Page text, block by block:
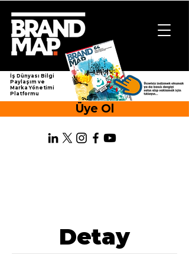
İş Dünyası Bilgi
Paylaşım ve
Marka Yönetimi
Platformu
Üye Ol
Detay